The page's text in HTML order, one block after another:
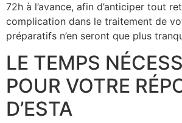
72h à l’avance, afin d’anticiper tout
complication dans le traitement de
préparatifs n’en seront que plus
LE TEMPS
POUR VOTRE
D’ESTA